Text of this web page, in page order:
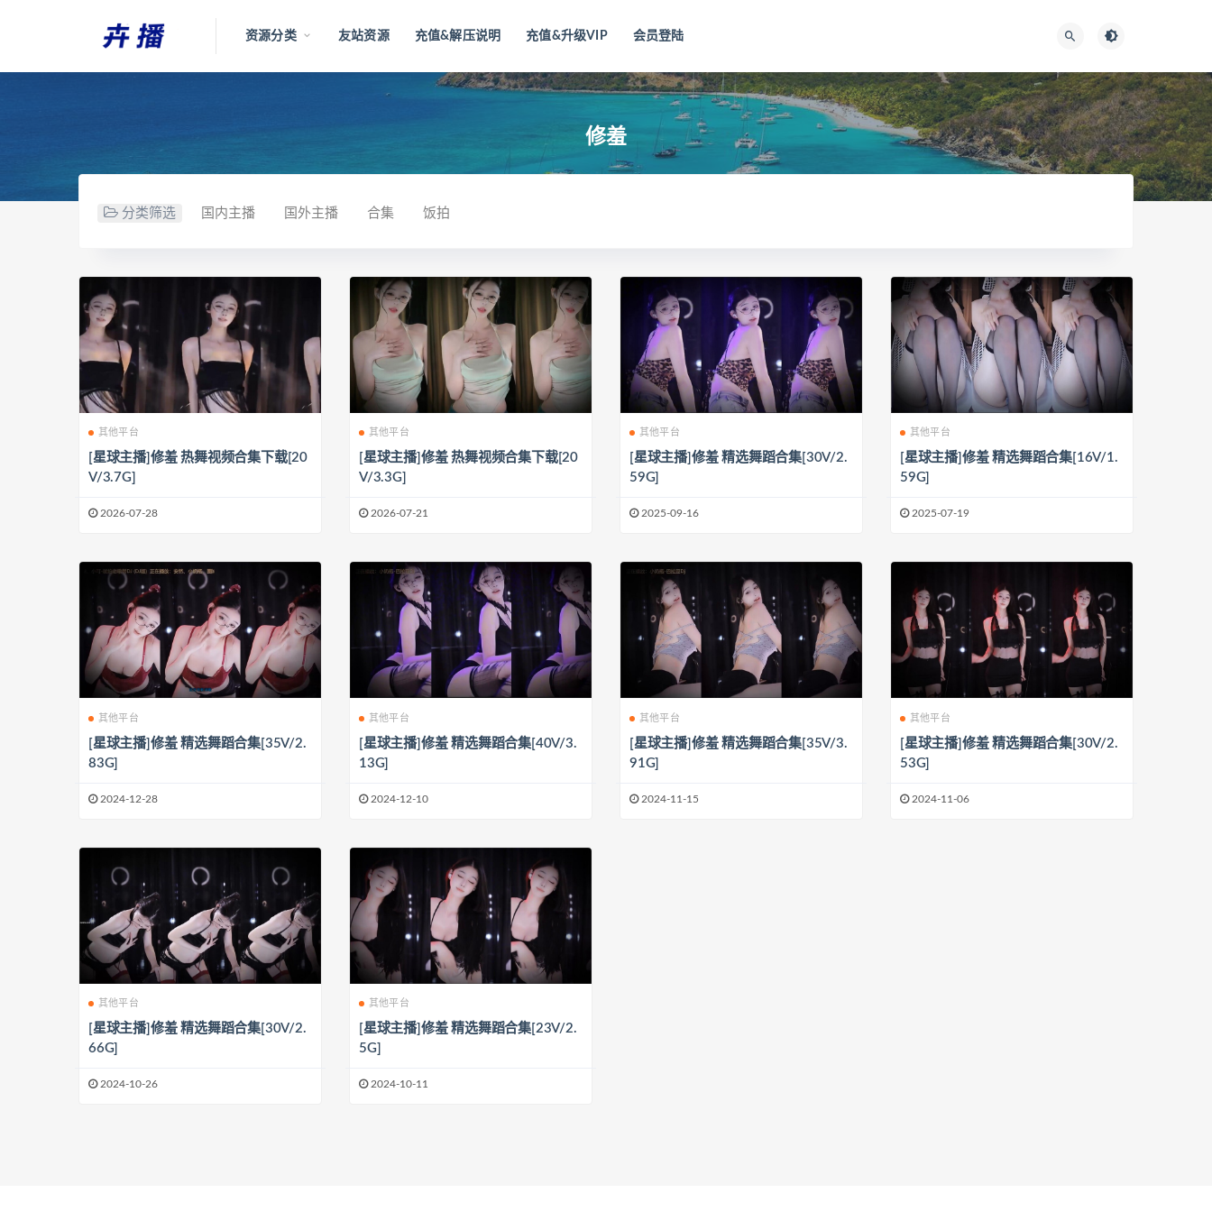
资源分类 友站资源 充值&解压说明 充值&升级VIP 会员登陆
修羞
分类筛选 国内主播 国外主播 合集 饭拍
其他平台
[星球主播]修羞 热舞视频合集下载[20
V/3.7G]
2026-07-28
其他平台
[星球主播]修羞 热舞视频合集下载[20
V/3.3G]
2026-07-21
其他平台
[星球主播]修羞 精选舞蹈合集[30V/2.
59G]
2025-09-16
其他平台
[星球主播]修羞 精选舞蹈合集[16V/1.
59G]
2025-07-19
其他平台
[星球主播]修羞 精选舞蹈合集[35V/2.
83G]
2024-12-28
其他平台
[星球主播]修羞 精选舞蹈合集[40V/3.
13G]
2024-12-10
其他平台
[星球主播]修羞 精选舞蹈合集[35V/3.
91G]
2024-11-15
其他平台
[星球主播]修羞 精选舞蹈合集[30V/2.
53G]
2024-11-06
其他平台
[星球主播]修羞 精选舞蹈合集[30V/2.
66G]
2024-10-26
其他平台
[星球主播]修羞 精选舞蹈合集[23V/2.
5G]
2024-10-11